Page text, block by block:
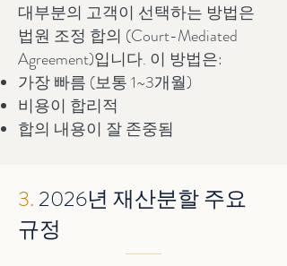
대부분의 고객이 선택하는 방법은
법원 조정 합의 (Court-Mediated
Agreement)입니다. 이 방법은:
가장 빠름 (보통 1~3개월)
비용이 합리적
합의 내용이 잘 존중됨
3. 2026년 재산분할 주요
규정